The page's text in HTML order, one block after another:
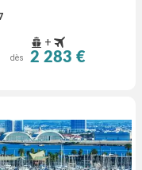
+
dès 2 283 €